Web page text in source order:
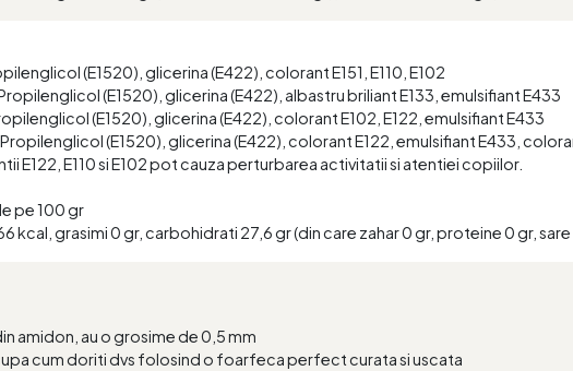
(E1520), glicerina (E422), colorant E151, E110, E102
(E1520), glicerina (E422), albastru briliant E133, emulsifiant E433
(E1520), glicerina (E422), colorant E102, E122, emulsifiant E433
Propilenglicol (E1520), glicerina (E422), colorant E122, emulsifiant E433,
E122, E110 si E102 pot cauza perturbarea activitatii si atentiei copiilor.
pe 100 gr
kcal, grasimi 0 gr, carbohidrati 27,6 gr (din care zahar 0 gr, proteine 0 gr, sare
amidon, au o grosime de 0,5 mm
cum doriti dvs folosind o foarfeca perfect curata si uscata